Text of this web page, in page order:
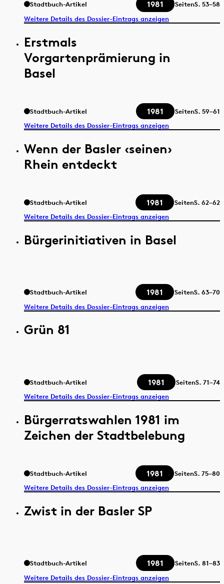
Stadtbuch-Artikel 1981 SeitenS. 53–58
Weitere Details des Dossier-Eintrags anzeigen
Erstmals
Vorgartenprämierung in
Basel
Stadtbuch-Artikel 1981 SeitenS. 59–61
Weitere Details des Dossier-Eintrags anzeigen
Wenn der Basler ‹seinen›
Rhein entdeckt
Stadtbuch-Artikel 1981 SeitenS. 62–62
Weitere Details des Dossier-Eintrags anzeigen
Bürgerinitiativen in Basel
Stadtbuch-Artikel 1981 SeitenS. 63–70
Weitere Details des Dossier-Eintrags anzeigen
Grün 81
Stadtbuch-Artikel 1981 SeitenS. 71–74
Weitere Details des Dossier-Eintrags anzeigen
Bürgerratswahlen 1981 im
Zeichen der Stadtbelebung
Stadtbuch-Artikel 1981 SeitenS. 75–80
Weitere Details des Dossier-Eintrags anzeigen
Zwist in der Basler SP
Stadtbuch-Artikel 1981 SeitenS. 81–83
Weitere Details des Dossier-Eintrags anzeigen